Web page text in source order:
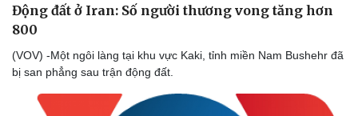
Động đất ở Iran: Số người thương vong tăng hơn
800
(VOV) -Một ngôi làng tại khu vực Kaki, tỉnh miền Nam Bushehr đã
bị san phẳng sau trận động đất.